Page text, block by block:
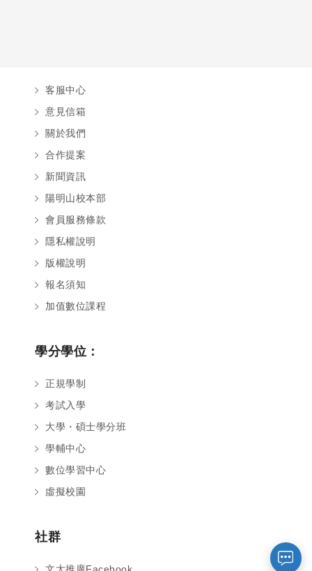
客服中心
意見信箱
關於我們
合作提案
新聞資訊
陽明山校本部
會員服務條款
隱私權說明
版權說明
報名須知
加值數位課程
學分學位：
正規學制
考試入學
大學・碩士學分班
學輔中心
數位學習中心
虛擬校園
社群